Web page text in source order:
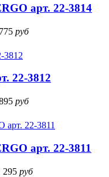
арт. 22-3814
руб
22-3812
руб
арт. 22-3811
295 руб